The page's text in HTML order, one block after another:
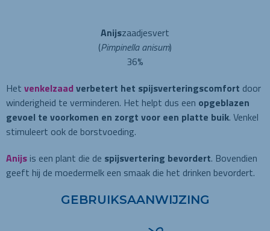
Anijszaadjesvert
(Pimpinella anisum)
36%
Het venkelzaad verbetert het spijsverteringscomfort door
winderigheid te verminderen. Het helpt dus een opgeblazen
gevoel te voorkomen en zorgt voor een platte buik. Venkel
stimuleert ook de borstvoeding.
Anijs is een plant die de spijsvertering bevordert. Bovendien
geeft hij de moedermelk een smaak die het drinken bevordert.
GEBRUIKSAANWIJZING